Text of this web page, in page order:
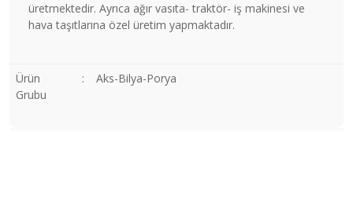
üretmektedir. Ayrıca ağır vasıta- traktör- iş makinesi ve
hava taşıtlarına özel üretim yapmaktadır.
Ürün
Grubu
: Aks-Bilya-Porya